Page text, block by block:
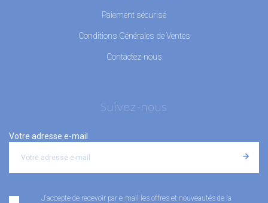
Paiement sécurisé
Conditions Générales de Ventes
Contactez-nous
Suivez-nous
Votre adresse e-mail
J'accepte de recevoir par e-mail les offres et nouveautés de la